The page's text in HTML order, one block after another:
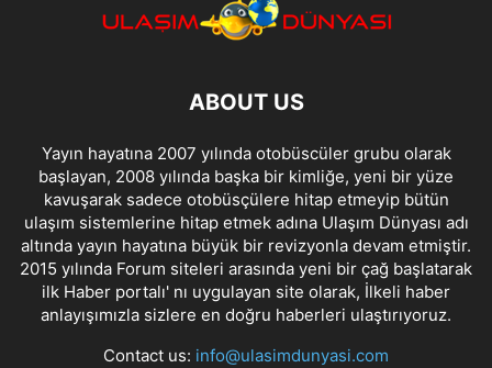
ABOUT US
Yayın hayatına 2007 yılında otobüscüler grubu olarak
başlayan, 2008 yılında başka bir kimliğe, yeni bir yüze
kavuşarak sadece otobüsçülere hitap etmeyip bütün
ulaşım sistemlerine hitap etmek adına Ulaşım Dünyası adı
altında yayın hayatına büyük bir revizyonla devam etmiştir.
2015 yılında Forum siteleri arasında yeni bir çağ başlatarak
ilk Haber portalı' nı uygulayan site olarak, İlkeli haber
anlayışımızla sizlere en doğru haberleri ulaştırıyoruz.
Contact us: info@ulasimdunyasi.com